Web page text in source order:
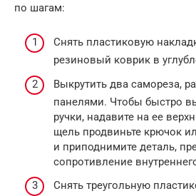
по шагам:
Снять пластиковую
резиновый коврик в
Выкрутить два самореза,
панелями. Чтобы быстро
ручки, надавите на ее
щель продвиньте крючок
и приподнимите деталь,
сопротивление
Снять треугольную